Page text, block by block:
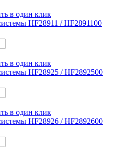
в один клик
HF28911 / HF2891100
в один клик
HF28925 / HF2892500
в один клик
HF28926 / HF2892600